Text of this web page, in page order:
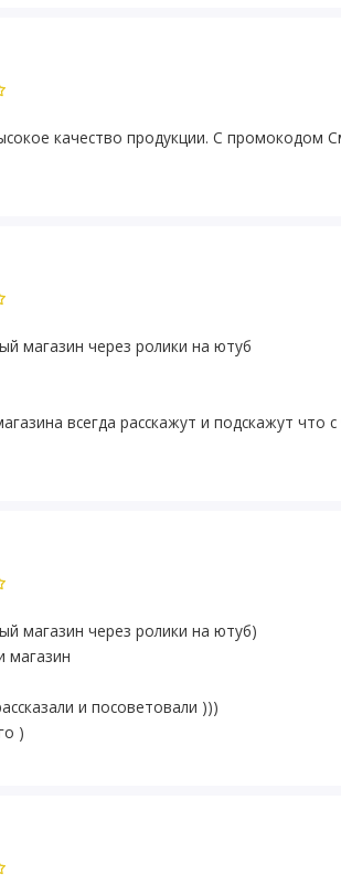
качество продукции. С промокодом
магазин через ролики на ютуб
всегда расскажут и подскажут что
магазин через ролики на ютуб)
магазин
и посоветовали )))
)